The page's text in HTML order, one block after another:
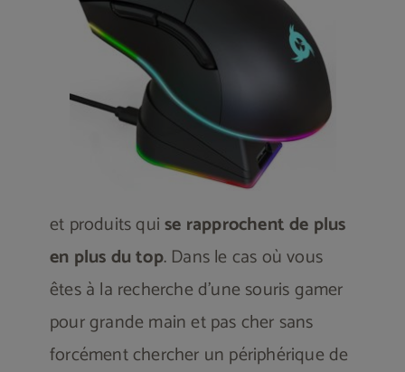
et produits quise rapprochent de plus
en plus du top. Dans le cas où vous
êtes à la recherche d’une souris gamer
pour grande main et pas cher sans
forcément chercher un périphérique de